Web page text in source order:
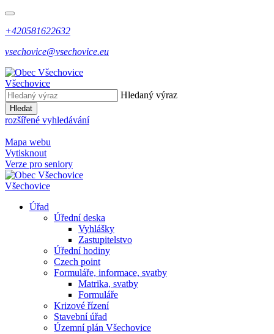
+420581622632
vsechovice@vsechovice.eu
Všechovice
Hledaný výraz
Hledat
rozšířené vyhledávání
Mapa webu
Vytisknout
Verze pro seniory
Všechovice
Úřad
Úřední deska
Vyhlášky
Zastupitelstvo
Úřední hodiny
Czech point
Formuláře, informace, svatby
Matrika, svatby
Formuláře
Krizové řízení
Stavební úřad
Územní plán Všechovice